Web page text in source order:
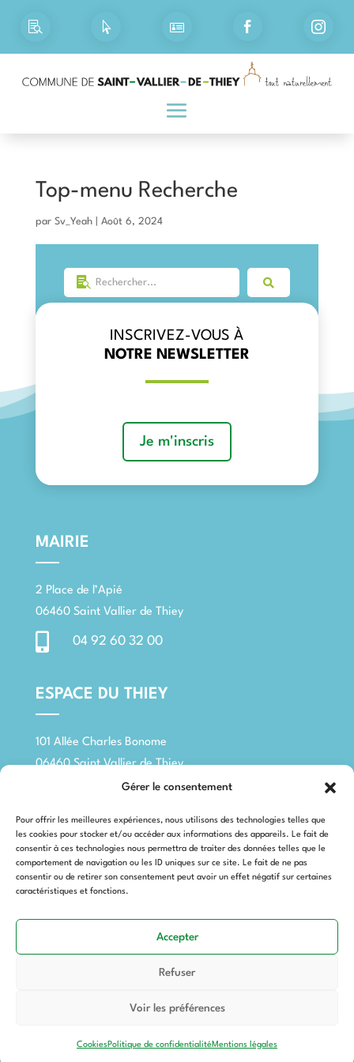
Gérer le consentement
Pour offrir les meilleures expériences, nous utilisons des technologies telles que
les cookies pour stocker et/ou accéder aux informations des appareils. Le fait de
consentir à ces technologies nous permettra de traiter des données telles que le
comportement de navigation ou les ID uniques sur ce site. Le fait de ne pas
consentir ou de retirer son consentement peut avoir un effet négatif sur certaines
caractéristiques et fonctions.
Accepter
Refuser
Voir les préférences
CookiesPolitique de confidentialitéMentions légales
    
Top-menu Recherche
par Sv_Yeah| Août 6, 2024
INSCRIVEZ-VOUS À
NOTRE NEWSLETTER
Je m'inscris
MAIRIE
2 Place de l’Apié
06460 Saint Vallier de Thiey
 04 92 60 32 00
ESPACE DU THIEY
101 Allée Charles Bonome
06460 Saint Vallier de Thiey
04 89 04 52 60
SUIVEZ-NOUS
Mentions légales|Confidentialité|Cookies